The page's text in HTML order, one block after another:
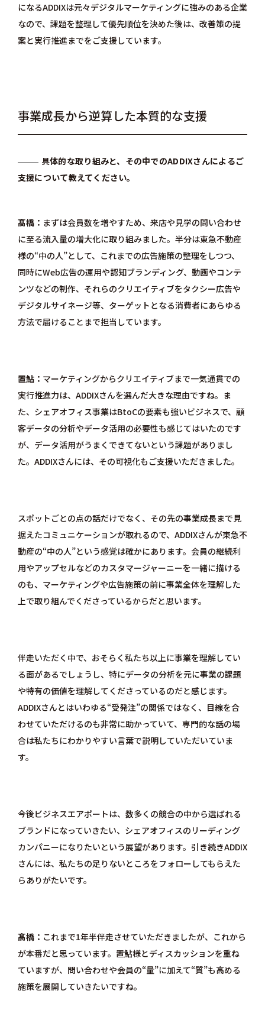
になるADDIXは元々デジタルマーケティングに強みのある企業
なので、課題を整理して優先順位を決めた後は、改善策の提
案と実行推進までをご支援しています。
事業成長から逆算した本質的な支援
具体的な取り組みと、その中でのADDIXさんによるご
支援について教えてください。
髙橋
まずは会員数を増やすため、来店や見学の問い合わせ
に至る流入量の増大化に取り組みました。半分は東急不動産
様の“中の人”として、これまでの広告施策の整理をしつつ、
同時にWeb広告の運用や認知ブランディング、動画やコンテ
ンツなどの制作、それらのクリエイティブをタクシー広告や
デジタルサイネージ等、ターゲットとなる消費者にあらゆる
方法で届けることまで担当しています。
置鮎
マーケティングからクリエイティブまで一気通貫での
実行推進力は、ADDIXさんを選んだ大きな理由ですね。ま
た、シェアオフィス事業はBtoCの要素も強いビジネスで、顧
客データの分析やデータ活用の必要性も感じてはいたのです
が、データ活用がうまくできてないという課題がありまし
た。ADDIXさんには、その可視化もご支援いただきました。
スポットごとの点の話だけでなく、その先の事業成長まで見
据えたコミュニケーションが取れるので、ADDIXさんが東急不
動産の“中の人”という感覚は確かにあります。会員の継続利
用やアップセルなどのカスタマージャーニーを一緒に描ける
のも、マーケティングや広告施策の前に事業全体を理解した
上で取り組んでくださっているからだと思います。
伴走いただく中で、おそらく私たち以上に事業を理解してい
る面があるでしょうし、特にデータの分析を元に事業の課題
や特有の価値を理解してくださっているのだと感じます。
ADDIXさんとはいわゆる“受発注”の関係ではなく、目線を合
わせていただけるのも非常に助かっていて、専門的な話の場
合は私たちにわかりやすい言葉で説明していただいていま
す。
今後ビジネスエアポートは、数多くの競合の中から選ばれる
ブランドになっていきたい、シェアオフィスのリーディング
カンパニーになりたいという展望があります。引き続きADDIX
さんには、私たちの足りないところをフォローしてもらえた
らありがたいです。
髙橋
これまで1年半伴走させていただきましたが、これから
が本番だと思っています。置鮎様とディスカッションを重ね
ていますが、問い合わせや会員の“量”に加えて“質”も高める
施策を展開していきたいですね。